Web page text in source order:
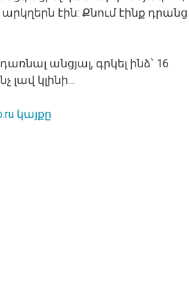
էին: Քնում էինք դրանց
անցյալ, գրկել ինձ՝ 16
լավ կլինի…
կայքը